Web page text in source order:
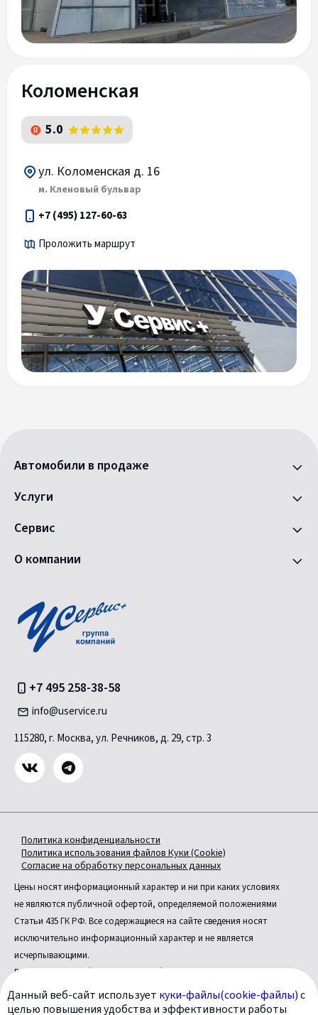
Коломенская
5.0
ул. Коломенская д. 16
м. Кленовый бульвар
+7 (495) 127-60-63
Проложить маршрут
Автомобили в продаже
Услуги
Сервис
О компании
+7 495 258-38-58
info@uservice.ru
115280, г. Москва, ул. Речников, д. 29, стр. 3
Политика конфиденциальности
Политика использования файлов Куки (Cookie)
Согласие на обработку персональных данных
Цены носят информационный характер и ни при каких условиях
не являются публичной офертой, определяемой положениями
Статьи 435 ГК РФ. Все содержащиеся на сайте сведения носят
исключительно информационный характер и не является
исчерпывающими.
Все условия приобретения автомобилей, цены, спецпредложения
и комплектации автомобилей указаны с целью ознакомления.
Комплектации и цены могут быть изменены без предварительного
Данный веб-сайт использует куки-файлы(cookie-файлы)с
целью повышения удобства и эффективности работы